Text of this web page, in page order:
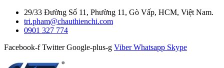
29/33 Đường Số 11, Phường 11, Gò Vấp, HCM, Việt Nam.
tri.pham@chauthienchi.com
0901 327 774
Facebook-f Twitter Google-plus-g Viber Whatsapp Skype